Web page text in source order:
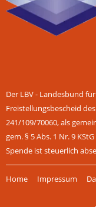
Der LBV - Landesbund
Freistellungsbescheid
241/109/70060, als
gem. § 5 Abs. 1 Nr. 9
Spende ist steuerlich
überspringen
Home Impressum